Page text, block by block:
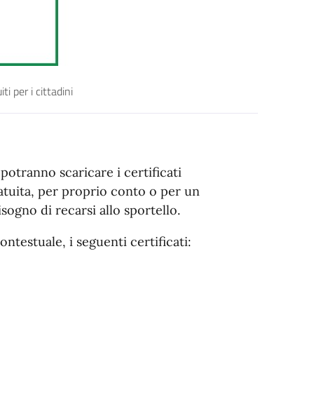
per i cittadini
scaricare i certificati
per proprio conto o per un
di recarsi allo sportello.
i seguenti certificati: